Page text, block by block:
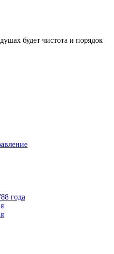
будет чистота и порядок
года